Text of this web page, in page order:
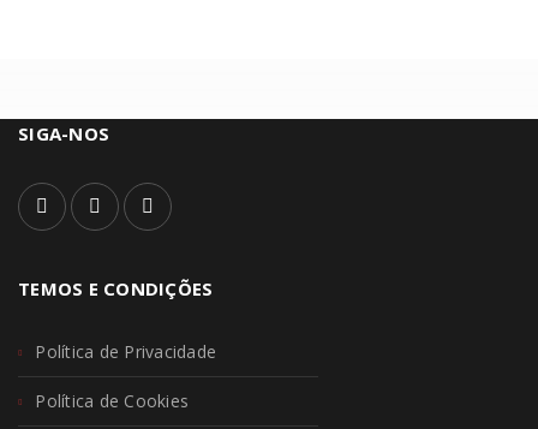
SIGA-NOS
TEMOS E CONDIÇÕES
Política de Privacidade
Política de Cookies